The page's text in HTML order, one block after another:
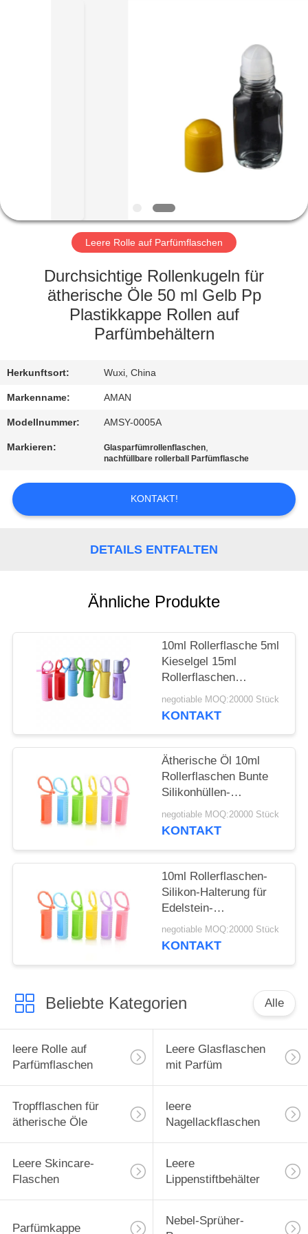
VR-
SHOW
ÜBER
WERKSBESICHTIGUNG
QUALITÄTSKONTROLLE
KONTAKT
MIT
NACHRICHT
ANGEBOT
SITEMAP
PRIVACY
POLICY
Leere Rolle auf Parfümflaschen
Durchsichtige Rollenkugeln für
ätherische Öle 50 ml Gelb Pp
Plastikkappe Rollen auf
Parfümbehältern
Herkunftsort: Wuxi, China
Markenname: AMAN
Modellnummer: AMSY-0005A
Markieren: Glasparfümrollenflaschen,
nachfüllbare rollerball Parfümflasche
KONTAKT!
DETAILS ENTFALTEN
Ähnliche Produkte
10ml Rollerflasche 5ml
Kieselgel 15ml
Rollerflaschen
Tragbare, am Kabel
befestigte,
Schützende
Silikonhülle für Flasche
negotiable MOQ:20000 Stück
KONTAKT
Ätherische Öl 10ml
Rollerflaschen Bunte
Silikonhüllen-
Schutzhülle
Nachfüllbare
negotiable MOQ:20000 Stück
KONTAKT
10ml Rollerflaschen-
Silikon-Halterung für
Edelstein-
Rollerflaschen, 5ml
Roll-On-Flaschen,
negotiable MOQ:20000 Stück
KONTAKT
Beliebte Kategorien Alle
leere Rolle auf
Parfümflaschen
Leere Glasflaschen
mit Parfüm
Tropfflaschen für
ätherische Öle
leere
Nagellackflaschen
Leere Skincare-
Flaschen
Leere
Lippenstiftbehälter
Parfümkappe
Nebel-Sprüher-